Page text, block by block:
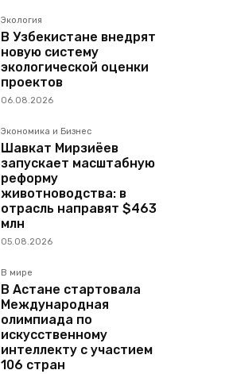
Экология
В Узбекистане внедрят
новую систему
экологической оценки
проектов
06.08.2026
Экономика и Бизнес
Шавкат Мирзиёев
запускает масштабную
реформу
животноводства: в
отрасль направят $463
млн
05.08.2026
В мире
В Астане стартовала
Международная
олимпиада по
искусственному
интеллекту с участием
106 стран